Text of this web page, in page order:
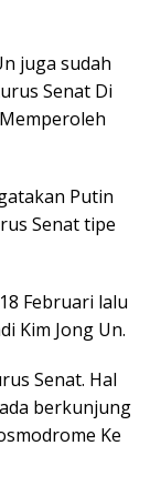
juga sudah
Senat Di
Putin
Senat tipe
Februari lalu
Kim Jong Un.
Senat. Hal
berkunjung
Ke